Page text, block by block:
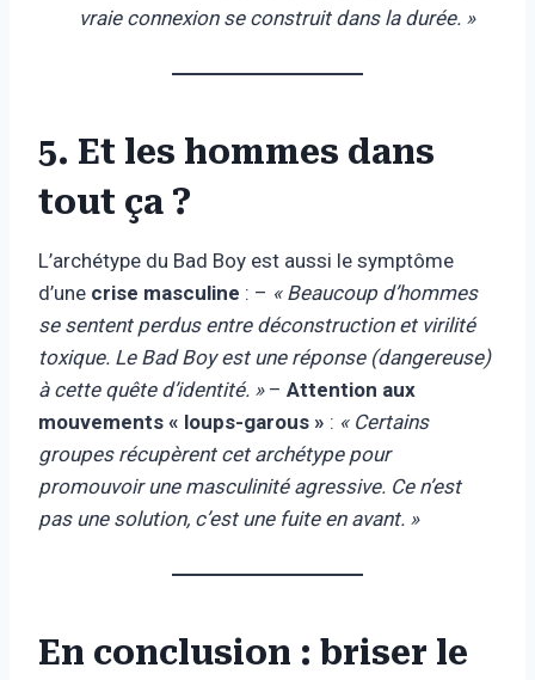
vraie connexion se construit dans la durée. »
5. Et les hommes dans
tout ça ?
L’archétype du Bad Boy est aussi le symptôme
d’une crise masculine : – « Beaucoup d’hommes
se sentent perdus entre déconstruction et virilité
toxique. Le Bad Boy est une réponse (dangereuse)
à cette quête d’identité. »– Attention aux
mouvements « loups-garous » : « Certains
groupes récupèrent cet archétype pour
promouvoir une masculinité agressive. Ce n’est
pas une solution, c’est une fuite en avant. »
En conclusion : briser le